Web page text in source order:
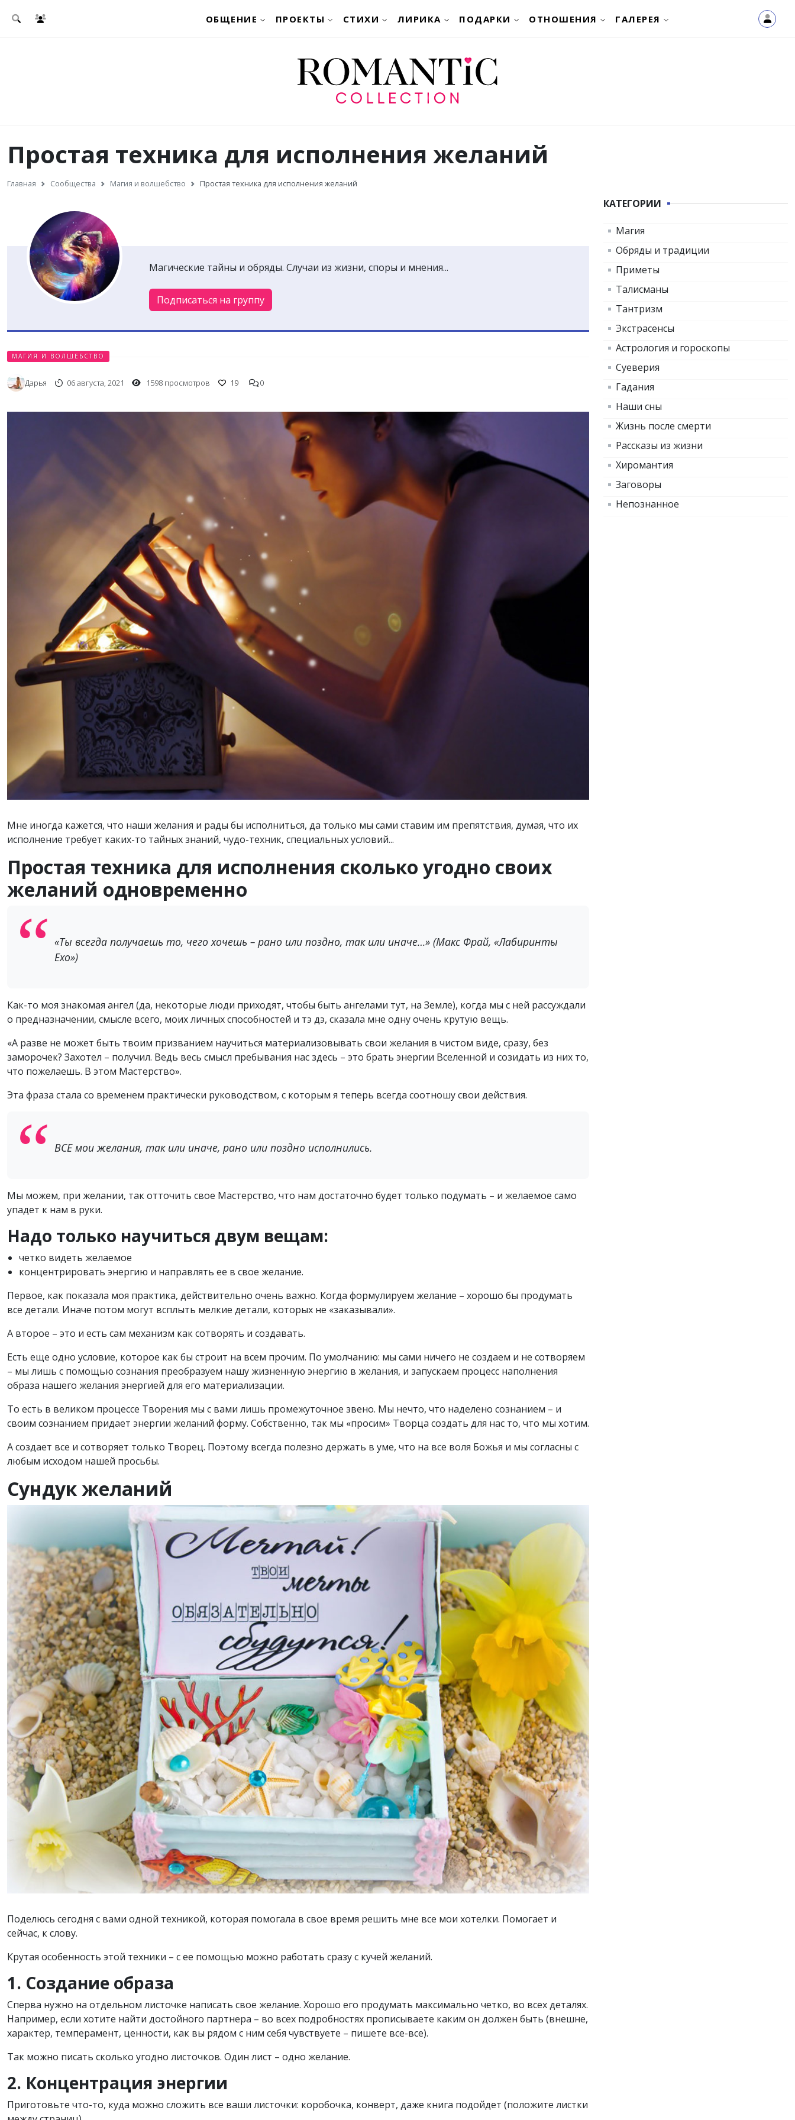
ОБЩЕНИЕ ПРОЕКТЫ СТИХИ ЛИРИКА ПОДАРКИ ОТНОШЕНИЯ ГАЛЕРЕЯ
Простая техника для исполнения желаний
Главная Сообщества Магия и волшебство Простая техника для исполнения желаний
Магические тайны и обряды. Случаи из жизни, споры и мнения...
Подписаться на группу
МАГИЯ И ВОЛШЕБСТВО
Дарья 06 августа, 2021 1598 просмотров 19 0
Мне иногда кажется, что наши желания и рады бы исполниться, да только мы сами ставим им препятствия, думая, что их
исполнение требует каких-то тайных знаний, чудо-техник, специальных условий...
Простая техника для исполнения сколько угодно своих
желаний одновременно
«Ты всегда получаешь то, чего хочешь – рано или поздно, так или иначе…» (Макс Фрай, «Лабиринты
Ехо»)
Как-то моя знакомая ангел (да, некоторые люди приходят, чтобы быть ангелами тут, на Земле), когда мы с ней рассуждали
о предназначении, смысле всего, моих личных способностей и тэ дэ, сказала мне одну очень крутую вещь.
«А разве не может быть твоим призванием научиться материализовывать свои желания в чистом виде, сразу, без
заморочек? Захотел – получил. Ведь весь смысл пребывания нас здесь – это брать энергии Вселенной и созидать из них то,
что пожелаешь. В этом Мастерство».
Эта фраза стала со временем практически руководством, с которым я теперь всегда соотношу свои действия.
ВСЕ мои желания, так или иначе, рано или поздно исполнились.
Мы можем, при желании, так отточить свое Мастерство, что нам достаточно будет только подумать – и желаемое само
упадет к нам в руки.
Надо только научиться двум вещам:
четко видеть желаемое
концентрировать энергию и направлять ее в свое желание.
Первое, как показала моя практика, действительно очень важно. Когда формулируем желание – хорошо бы продумать
все детали. Иначе потом могут всплыть мелкие детали, которых не «заказывали».
А второе – это и есть сам механизм как сотворять и создавать.
Есть еще одно условие, которое как бы строит на всем прочим. По умолчанию: мы сами ничего не создаем и не сотворяем
– мы лишь с помощью сознания преобразуем нашу жизненную энергию в желания, и запускаем процесс наполнения
образа нашего желания энергией для его материализации.
То есть в великом процессе Творения мы с вами лишь промежуточное звено. Мы нечто, что наделено сознанием – и
своим сознанием придает энергии желаний форму. Собственно, так мы «просим» Творца создать для нас то, что мы хотим.
А создает все и сотворяет только Творец. Поэтому всегда полезно держать в уме, что на все воля Божья и мы согласны с
любым исходом нашей просьбы.
Сундук желаний
Поделюсь сегодня с вами одной техникой, которая помогала в свое время решить мне все мои хотелки. Помогает и
сейчас, к слову.
Крутая особенность этой техники – с ее помощью можно работать сразу с кучей желаний.
1. Создание образа
Сперва нужно на отдельном листочке написать свое желание. Хорошо его продумать максимально четко, во всех деталях.
Например, если хотите найти достойного партнера – во всех подробностях прописываете каким он должен быть (внешне,
характер, темперамент, ценности, как вы рядом с ним себя чувствуете – пишете все-все).
Так можно писать сколько угодно листочков. Один лист – одно желание.
2. Концентрация энергии
Приготовьте что-то, куда можно сложить все ваши листочки: коробочка, конверт, даже книга подойдет (положите листки
КАТЕГОРИИ
Магия
Обряды и традиции
Приметы
Талисманы
Тантризм
Экстрасенсы
Астрология и гороскопы
Суеверия
Гадания
Наши сны
Жизнь после смерти
Рассказы из жизни
Хиромантия
Заговоры
Непознанное